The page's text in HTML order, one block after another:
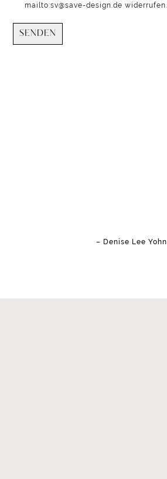
mailto:sv@save-design.de widerrufen.
– Denise Lee Yohn